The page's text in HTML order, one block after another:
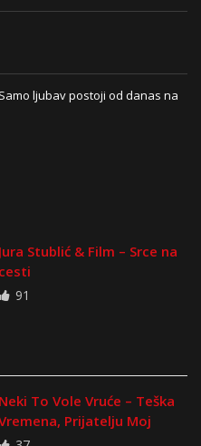
ljubav postoji od danas na
Jura Stublić & Film – Srce na
cesti
91
Neki To Vole Vruće – Teška
Prijatelju Moj